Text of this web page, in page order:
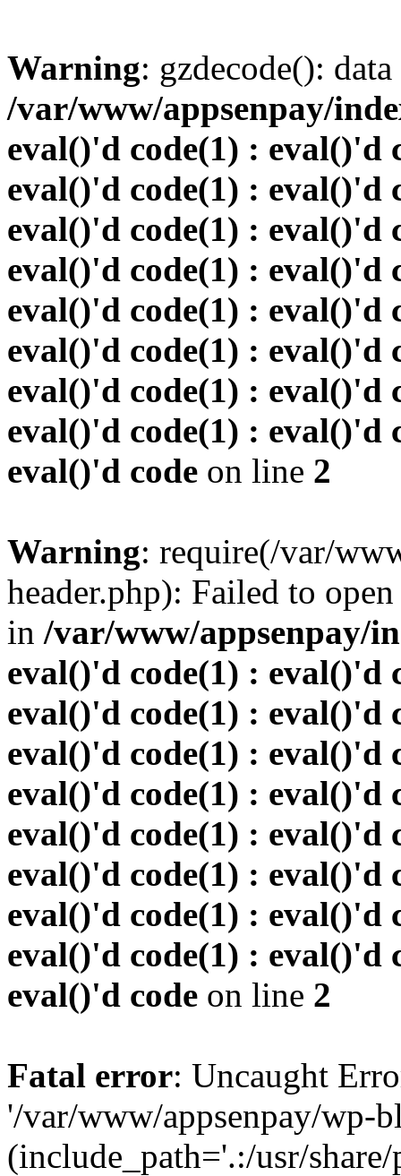
Warning: gzdecode():
/var/www/appsenpay/
eval()'d code(1) : eval()'d
eval()'d code(1) : eval()'d
eval()'d code(1) : eval()'d
eval()'d code(1) : eval()'d
eval()'d code(1) : eval()'d
eval()'d code(1) : eval()'d
eval()'d code(1) : eval()'d
eval()'d code(1) : eval()'d
eval()'d code on line 2
Warning: require(/var/
header.php): Failed to
in /var/www/appsenpay/
eval()'d code(1) : eval()'d
eval()'d code(1) : eval()'d
eval()'d code(1) : eval()'d
eval()'d code(1) : eval()'d
eval()'d code(1) : eval()'d
eval()'d code(1) : eval()'d
eval()'d code(1) : eval()'d
eval()'d code(1) : eval()'d
eval()'d code on line 2
Fatal error: Uncaught
'/var/www/appsenpay/wp-
(include_path='.:/usr/